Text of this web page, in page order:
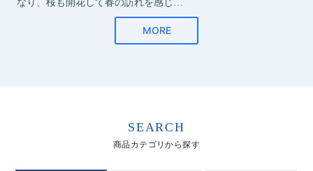
SEARCH
商品カテゴリから探す